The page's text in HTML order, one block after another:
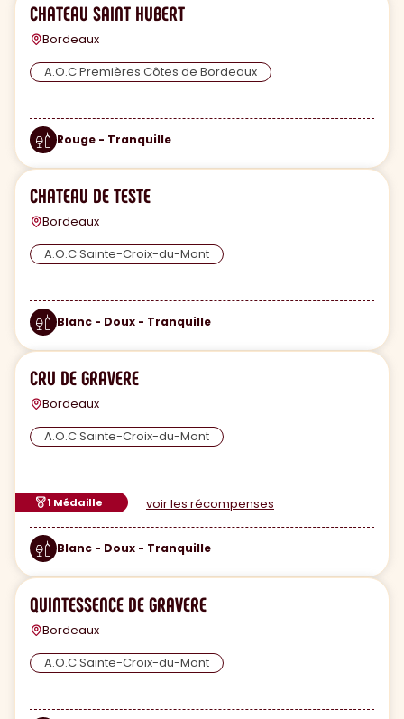
CHATEAU SAINT HUBERT
Bordeaux
A.O.C Premières Côtes de Bordeaux
Rouge - Tranquille
CHATEAU DE TESTE
Bordeaux
A.O.C Sainte-Croix-du-Mont
Blanc - Doux - Tranquille
CRU DE GRAVERE
Bordeaux
A.O.C Sainte-Croix-du-Mont
1 Médaille voir les récompenses
Blanc - Doux - Tranquille
QUINTESSENCE DE GRAVERE
Bordeaux
A.O.C Sainte-Croix-du-Mont